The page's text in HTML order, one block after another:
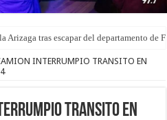
Arizaga tras escapar del departamento de
INTERRUMPIO TRANSITO EN
TRANSITO EN